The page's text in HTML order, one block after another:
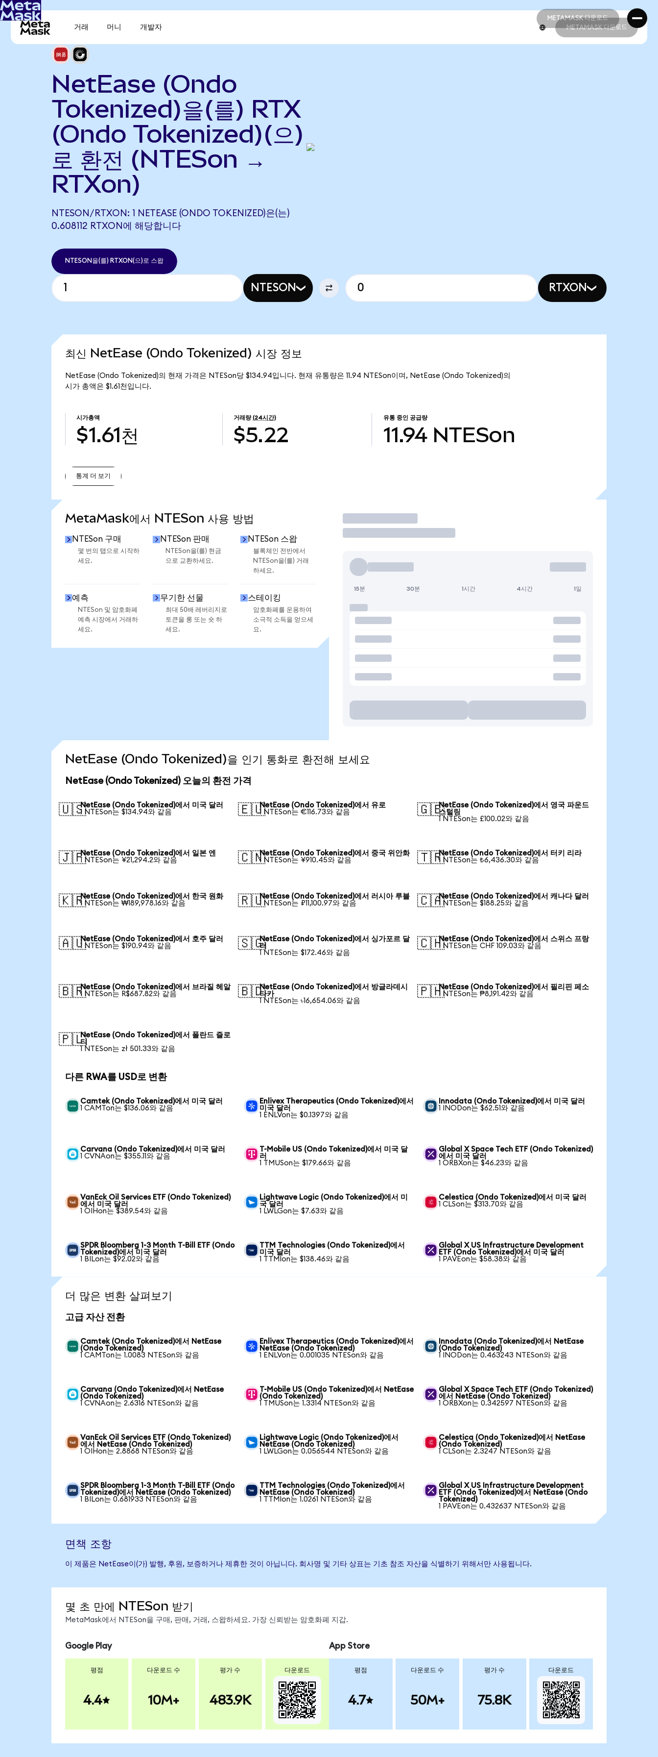
METAMASK 다운로드
METAMASK 다운로드
거래 머니 개발자 METAMASK 다운로드
NetEase (Ondo
Tokenized)을(를) RTX
(Ondo Tokenized)(으)
로 환전 (NTESon →
RTXon)
NTESON/RTXON: 1 NETEASE (ONDO TOKENIZED)은(는)
0.608112 RTXON에 해당합니다
NTESON을(를) RTXON(으)로 스왑
NTESON RTXON
최신 NetEase (Ondo Tokenized) 시장 정보
NetEase (Ondo Tokenized)의 현재 가격은 NTESon당 $134.94입니다. 현재 유통량은 11.94 NTESon이며, NetEase (Ondo Tokenized)의
시가 총액은 $1.61천입니다.
시가총액
$1.61천
거래량 (24시간)
$5.22
유통 중인 공급량
11.94 NTESon
통계 더 보기
MetaMask에서 NTESon 사용 방법
NTESon 구매
몇 번의 탭으로 시작하
세요.
NTESon 판매
NTESon을(를) 현금
으로 교환하세요.
NTESon 스왑
블록체인 전반에서
NTESon을(를) 거래
하세요.
예측
NTESon 및 암호화폐
예측 시장에서 거래하
세요.
무기한 선물
최대 50배 레버리지로
토큰을 롱 또는 숏 하
세요.
스테이킹
암호화폐를 운용하여
소극적 소득을 얻으세
요.
거래
15분 30분 1시간 4시간 1일
NetEase (Ondo Tokenized)을 인기 통화로 환전해 보세요
NetEase (Ondo Tokenized) 오늘의 환전 가격
🇺🇸NetEase (Ondo Tokenized)에서 미국 달러
1 NTESon는 $134.94와 같음
🇪🇺NetEase (Ondo Tokenized)에서 유로
1 NTESon는 €116.73와 같음
🇬🇧NetEase (Ondo Tokenized)에서 영국 파운드
스털링
1 NTESon는 £100.02와 같음
🇯🇵NetEase (Ondo Tokenized)에서 일본 엔
1 NTESon는 ¥21,294.2와 같음
🇨🇳NetEase (Ondo Tokenized)에서 중국 위안화
1 NTESon는 ¥910.45와 같음
🇹🇷NetEase (Ondo Tokenized)에서 터키 리라
1 NTESon는 ₺6,436.30와 같음
🇰🇷NetEase (Ondo Tokenized)에서 한국 원화
1 NTESon는 ₩189,978.16와 같음
🇷🇺NetEase (Ondo Tokenized)에서 러시아 루블
1 NTESon는 ₽11,100.97와 같음
🇨🇦NetEase (Ondo Tokenized)에서 캐나다 달러
1 NTESon는 $188.25와 같음
🇦🇺NetEase (Ondo Tokenized)에서 호주 달러
1 NTESon는 $190.94와 같음
🇸🇬NetEase (Ondo Tokenized)에서 싱가포르 달
러
1 NTESon는 $172.46와 같음
🇨🇭NetEase (Ondo Tokenized)에서 스위스 프랑
1 NTESon는 CHF 109.03와 같음
🇧🇷NetEase (Ondo Tokenized)에서 브라질 헤알
1 NTESon는 R$687.82와 같음
🇧🇩NetEase (Ondo Tokenized)에서 방글라데시
타카
1 NTESon는 ৳16,654.06와 같음
🇵🇭NetEase (Ondo Tokenized)에서 필리핀 페소
1 NTESon는 ₱8,191.42와 같음
🇵🇱NetEase (Ondo Tokenized)에서 폴란드 즐로
티
1 NTESon는 zł 501.33와 같음
다른 RWA를 USD로 변환
Camtek (Ondo Tokenized)에서 미국 달러
1 CAMTon는 $136.06와 같음
Enlivex Therapeutics (Ondo Tokenized)에서
미국 달러
1 ENLVon는 $0.1397와 같음
Innodata (Ondo Tokenized)에서 미국 달러
1 INODon는 $62.51와 같음
Carvana (Ondo Tokenized)에서 미국 달러
1 CVNAon는 $355.11와 같음
T-Mobile US (Ondo Tokenized)에서 미국 달
러
1 TMUSon는 $179.66와 같음
Global X Space Tech ETF (Ondo Tokenized)
에서 미국 달러
1 ORBXon는 $46.23와 같음
VanEck Oil Services ETF (Ondo Tokenized)
에서 미국 달러
1 OIHon는 $389.54와 같음
Lightwave Logic (Ondo Tokenized)에서 미
국 달러
1 LWLGon는 $7.63와 같음
Celestica (Ondo Tokenized)에서 미국 달러
1 CLSon는 $313.70와 같음
SPDR Bloomberg 1-3 Month T-Bill ETF (Ondo
Tokenized)에서 미국 달러
1 BILon는 $92.02와 같음
TTM Technologies (Ondo Tokenized)에서
미국 달러
1 TTMIon는 $138.46와 같음
Global X US Infrastructure Development
ETF (Ondo Tokenized)에서 미국 달러
1 PAVEon는 $58.38와 같음
더 많은 변환 살펴보기
고급 자산 전환
Camtek (Ondo Tokenized)에서 NetEase
(Ondo Tokenized)
1 CAMTon는 1.0083 NTESon와 같음
Enlivex Therapeutics (Ondo Tokenized)에서
NetEase (Ondo Tokenized)
1 ENLVon는 0.001035 NTESon와 같음
Innodata (Ondo Tokenized)에서 NetEase
(Ondo Tokenized)
1 INODon는 0.463243 NTESon와 같음
Carvana (Ondo Tokenized)에서 NetEase
(Ondo Tokenized)
1 CVNAon는 2.6316 NTESon와 같음
T-Mobile US (Ondo Tokenized)에서 NetEase
(Ondo Tokenized)
1 TMUSon는 1.3314 NTESon와 같음
Global X Space Tech ETF (Ondo Tokenized)
에서 NetEase (Ondo Tokenized)
1 ORBXon는 0.342597 NTESon와 같음
VanEck Oil Services ETF (Ondo Tokenized)
에서 NetEase (Ondo Tokenized)
1 OIHon는 2.8868 NTESon와 같음
Lightwave Logic (Ondo Tokenized)에서
NetEase (Ondo Tokenized)
1 LWLGon는 0.056544 NTESon와 같음
Celestica (Ondo Tokenized)에서 NetEase
(Ondo Tokenized)
1 CLSon는 2.3247 NTESon와 같음
SPDR Bloomberg 1-3 Month T-Bill ETF (Ondo
Tokenized)에서 NetEase (Ondo Tokenized)
1 BILon는 0.681933 NTESon와 같음
TTM Technologies (Ondo Tokenized)에서
NetEase (Ondo Tokenized)
1 TTMIon는 1.0261 NTESon와 같음
Global X US Infrastructure Development
ETF (Ondo Tokenized)에서 NetEase (Ondo
Tokenized)
1 PAVEon는 0.432637 NTESon와 같음
면책 조항
이 제품은 NetEase이(가) 발행, 후원, 보증하거나 제휴한 것이 아닙니다. 회사명 및 기타 상표는 기초 참조 자산을 식별하기 위해서만 사용됩니다.
몇 초 만에 NTESon 받기
MetaMask에서 NTESon을 구매, 판매, 거래, 스왑하세요. 가장 신뢰받는 암호화폐 지갑.
Google Play
평점
4.4
다운로드 수
10M+
평가 수
483.9K
다운로드
App Store
평점
4.7
다운로드 수
50M+
평가 수
75.8K
다운로드